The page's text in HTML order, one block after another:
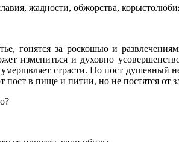
жадности, обжорства,
гонятся за роскошью и
измениться и духовно
страсти. Но пост душевный
в пище и питии, но не постятся от